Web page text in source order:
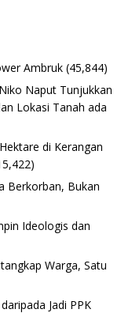
Ambruk (45,844)
Naput Tunjukkan
Lokasi Tanah ada
di Kerangan
Berkorban, Bukan
Ideologis dan
Warga, Satu
Jadi PPK